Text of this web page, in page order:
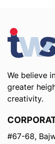
We believe
greater
creativity.
#67-68,